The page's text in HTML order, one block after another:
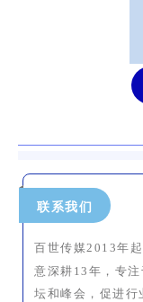
联系我们
百世传媒2013年
意深耕13年，专
坛和峰会，促进行